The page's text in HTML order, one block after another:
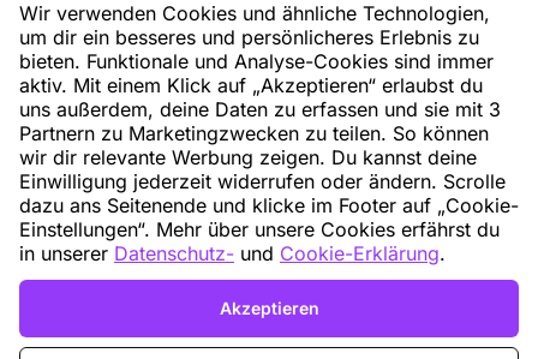
Wir verwenden Cookies und ähnliche Technologien,
um dir ein besseres und persönlicheres Erlebnis zu
bieten. Funktionale und Analyse-Cookies sind immer
aktiv. Mit einem Klick auf „Akzeptieren“ erlaubst du
uns außerdem, deine Daten zu erfassen und sie mit 3
Partnern zu Marketingzwecken zu teilen. So können
wir dir relevante Werbung zeigen. Du kannst deine
Einwilligung jederzeit widerrufen oder ändern. Scrolle
dazu ans Seitenende und klicke im Footer auf „Cookie-
Einstellungen“. Mehr über unsere Cookies erfährst du
in unserer Datenschutz- und Cookie-Erklärung.
Akzeptieren